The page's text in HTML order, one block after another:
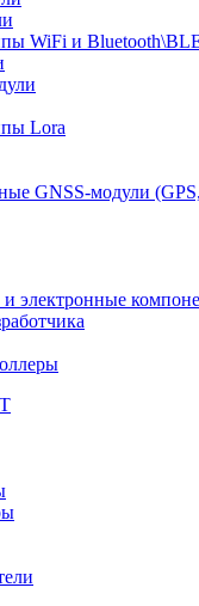
WiFi и
Lora
GNSS-модули
и электронные